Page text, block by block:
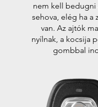
nem kell bedugni
sehova, elég ha a
van. Az ajtók
nyílnak, a kocsija
gombbal